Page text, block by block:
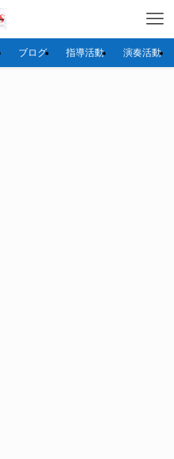
ブログ 指導活動 演奏活動